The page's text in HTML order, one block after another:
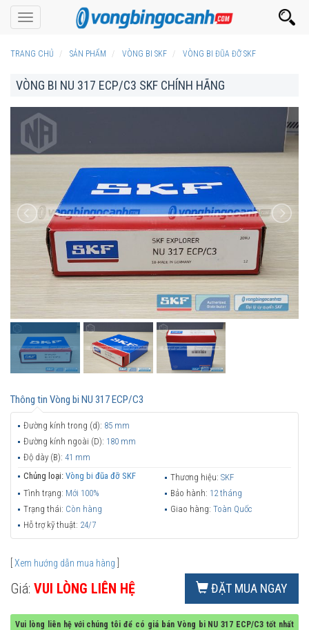
Toggle
navigation
TRANG CHỦ SẢN PHẨM VÒNG BI SKF VÒNG BI ĐŨA ĐỠ SKF
VÒNG BI NU 317 ECP/C3 SKF CHÍNH HÃNG
Thông tin Vòng bi NU 317 ECP/C3
Đường kính trong (d): 85 mm
Đường kính ngoài (D): 180 mm
Độ dày (B): 41 mm
Chủng loại: Vòng bi đũa đỡ SKF Thương hiệu: SKF
Tình trạng: Mới 100% Bảo hành: 12 tháng
Trạng thái: Còn hàng Giao hàng: Toàn Quốc
Hỗ trợ kỹ thuật: 24/7
Xem hướng dẫn mua hàng
Giá: VUI LÒNG LIÊN HỆ ĐẶT MUA NGAY
Vui lòng liên hệ với chúng tôi để có giá bán Vòng bi NU 317 ECP/C3 tốt nhất